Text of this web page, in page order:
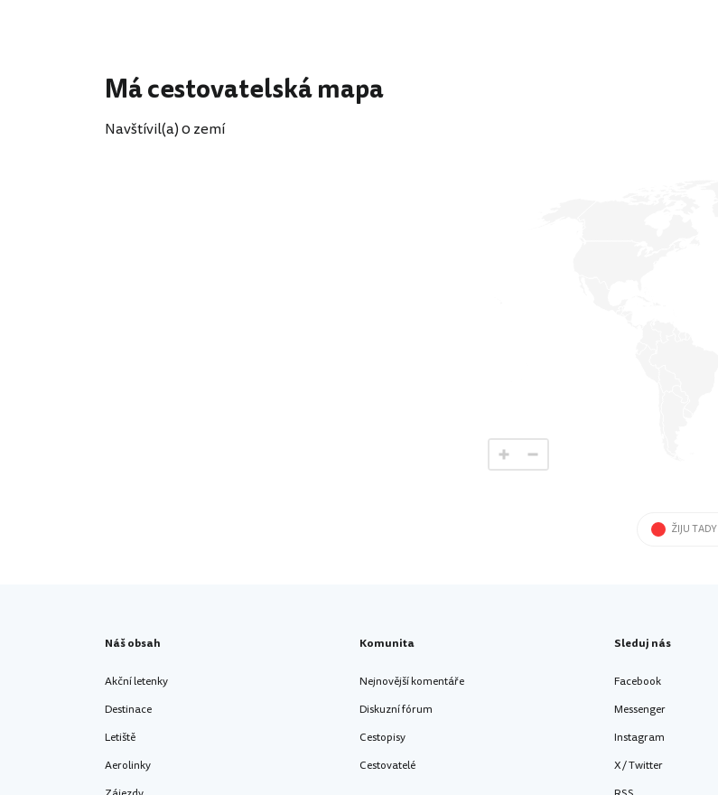
Má cestovatelská mapa
Navštívil(a) 0 zemí
ŽIJU TADY
Náš obsah
Akční letenky
Destinace
Letiště
Aerolinky
Komunita
Nejnovější komentáře
Diskuzní fórum
Cestopisy
Cestovatelé
Sleduj nás
Facebook
Messenger
Instagram
X / Twitter